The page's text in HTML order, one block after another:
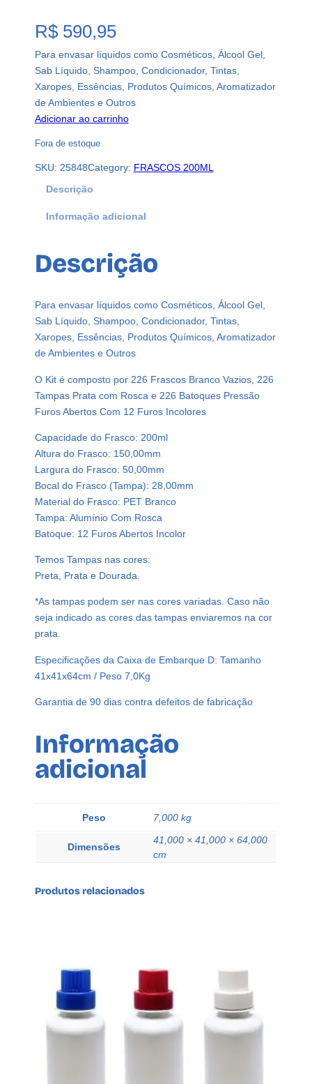
R$590,95
Para envasar líquidos como Cosméticos, Álcool Gel,
Sab Líquido, Shampoo, Condicionador, Tintas,
Xaropes, Essências, Produtos Químicos, Aromatizador
de Ambientes e Outros
Adicionar ao carrinho
Fora de estoque
SKU: 25848Category: FRASCOS 200ML
Descrição
Informação adicional
Descrição
Para envasar líquidos como Cosméticos, Álcool Gel,
Sab Líquido, Shampoo, Condicionador, Tintas,
Xaropes, Essências, Produtos Químicos, Aromatizador
de Ambientes e Outros
O Kit é composto por 226 Frascos Branco Vazios, 226
Tampas Prata com Rosca e 226 Batoques Pressão
Furos Abertos Com 12 Furos Incolores
Capacidade do Frasco: 200ml
Altura do Frasco: 150,00mm
Largura do Frasco: 50,00mm
Bocal do Frasco (Tampa): 28,00mm
Material do Frasco: PET Branco
Tampa: Alumínio Com Rosca
Batoque: 12 Furos Abertos Incolor
Temos Tampas nas cores:
Preta, Prata e Dourada.
*As tampas podem ser nas cores variadas. Caso não
seja indicado as cores das tampas enviaremos na cor
prata.
Especificações da Caixa de Embarque D: Tamanho
41x41x64cm / Peso 7,0Kg
Garantia de 90 dias contra defeitos de fabricação
Informação
adicional
Peso 7,000 kg
Dimensões
41,000 × 41,000 × 64,000
cm
Produtos relacionados